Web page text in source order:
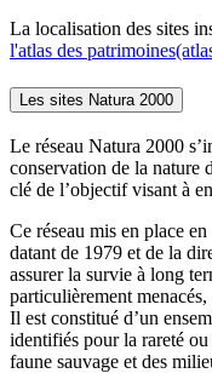
La localisation des sites
l'atlas des
Les sites Natura 2000
Le réseau Natura 2000
conservation de la nature
clé de l’objectif visant à
Ce réseau mis en place
datant de 1979 et de la
assurer la survie à long
particulièrement
Il est constitué d’un
identifiés pour la rareté
faune sauvage et des